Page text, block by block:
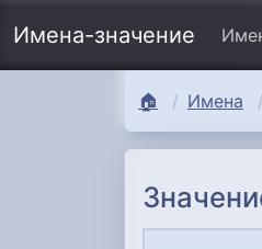
Имена-значение
🏠 Имена